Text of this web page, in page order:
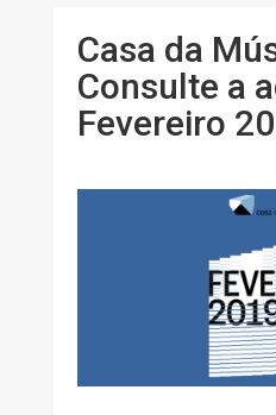
Casa da
Consulte a
Fevereiro